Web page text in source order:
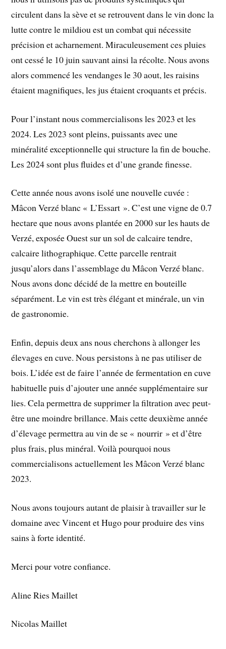
circulent dans la sève et se retrouvent dans le vin donc la
lutte contre le mildiou est un combat qui nécessite
précision et acharnement. Miraculeusement ces pluies
ont cessé le 10 juin sauvant ainsi la récolte. Nous avons
alors commencé les vendanges le 30 aout, les raisins
étaient magnifiques, les jus étaient croquants et précis.
Pour l’instant nous commercialisons les 2023 et les
2024. Les 2023 sont pleins, puissants avec une
minéralité exceptionnelle qui structure la fin de bouche.
Les 2024 sont plus fluides et d’une grande finesse.
Cette année nous avons isolé une nouvelle cuvée :
Mâcon Verzé blanc « L’Essart ». C’est une vigne de 0.7
hectare que nous avons plantée en 2000 sur les hauts de
Verzé, exposée Ouest sur un sol de calcaire tendre,
calcaire lithographique. Cette parcelle rentrait
jusqu’alors dans l’assemblage du Mâcon Verzé blanc.
Nous avons donc décidé de la mettre en bouteille
séparément. Le vin est très élégant et minérale, un vin
de gastronomie.
Enfin, depuis deux ans nous cherchons à allonger les
élevages en cuve. Nous persistons à ne pas utiliser de
bois. L’idée est de faire l’année de fermentation en cuve
habituelle puis d’ajouter une année supplémentaire sur
lies. Cela permettra de supprimer la filtration avec peut-
être une moindre brillance. Mais cette deuxième année
d’élevage permettra au vin de se « nourrir » et d’être
plus frais, plus minéral. Voilà pourquoi nous
commercialisons actuellement les Mâcon Verzé blanc
2023.
Nous avons toujours autant de plaisir à travailler sur le
domaine avec Vincent et Hugo pour produire des vins
sains à forte identité.
Merci pour votre confiance.
Aline Ries Maillet
Nicolas Maillet